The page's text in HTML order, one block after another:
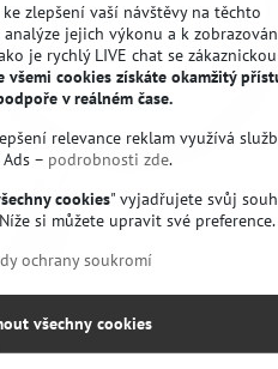
zlepšení vaší návštěvy na těchto
jejich výkonu a k
je rychlý LIVE chat se zákaznickou
všemi cookies získáte okamžitý
v reálném čase.
relevance reklam využívá
– podrobnosti zde.
cookies" vyjadřujete svůj
si můžete upravit své preference.
ochrany soukromí
všechny cookies